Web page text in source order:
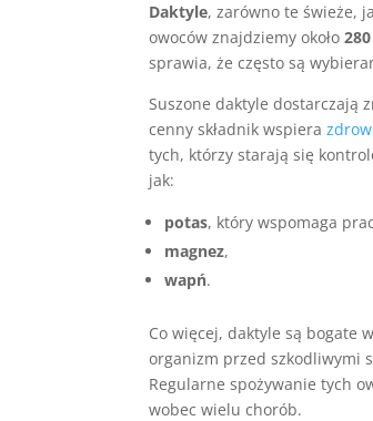
Daktyle, zarówno te świeże,
owoców znajdziemy około
sprawia, że często są
Suszone daktyle dostarczają
cenny składnik wspiera
tych, którzy starają się
jak:
potas, który wspomaga
magnez,
wapń.
Co więcej, daktyle są bogate
organizm przed szkodliwymi
Regularne spożywanie tych
wobec wielu chorób.